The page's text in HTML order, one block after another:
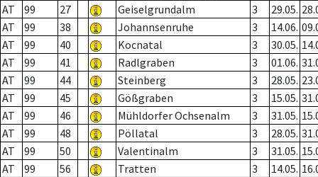
AT
99 27 Geiselgrundalm 3 29.05.
AT
99 38 Johannsenruhe 3 14.06.
AT
99 40 Kocnatal 3 30.05.
AT
99 41 Radlgraben 3 01.06.
AT
99 44 Steinberg 3 28.05.
AT
99 45 Gößgraben 3 15.05.
AT
99 46 Mühldorfer Ochsenalm 3 31.05.
AT
99 48 Pöllatal 3 28.05.
AT
99 50 Valentinalm 3 31.05.
AT
99 56 Tratten 3 14.05.